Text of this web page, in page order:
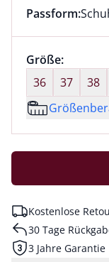
Dieser Artikel
Passform:
Größenauswahl:
Größe:nichts
36
37 38
Kostenlose
30 Tage
3 Jahre Garantie